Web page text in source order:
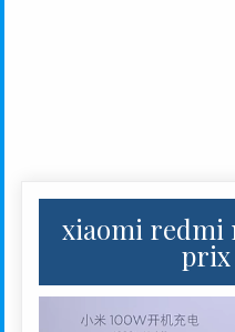
xiaomi redmi
prix